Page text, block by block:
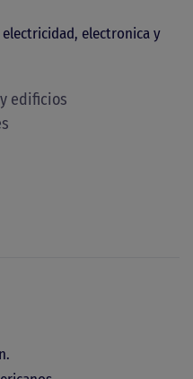
electricidad, electronica y
edificios